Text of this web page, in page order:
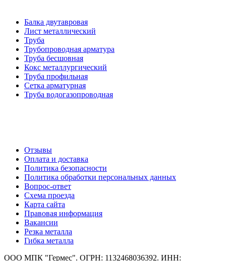
Балка двутавровая
Лист металлический
Труба
Трубопроводная арматура
Труба бесшовная
Кокс металлургический
Труба профильная
Cетка арматурная
Труба водогазопроводная
Отзывы
Оплата и доставка
Политика безопасности
Политика обработки персональных данных
Вопрос-ответ
Схема проезда
Карта сайта
Правовая информация
Вакансии
Резка металла
Гибка металла
ООО МПК "Гермес". ОГРН: 1132468036392. ИНН: